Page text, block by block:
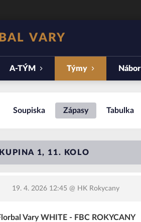
VARY
A-TÝM Týmy Nábor
Soupiska Zápasy Tabulka
1, 11. KOLO
19. 4. 2026 12:45 @ HK Rokycany
Vary WHITE - FBC ROKYCANY